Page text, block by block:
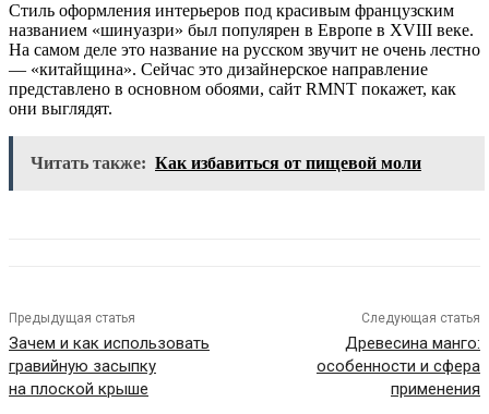
Стиль оформления интерьеров под красивым французским
названием «шинуазри» был популярен в Европе в XVIII веке.
На самом деле это название на русском звучит не очень лестно
— «китайщина». Сейчас это дизайнерское направление
представлено в основном обоями, сайт RMNT покажет, как
они выглядят.
Читать также: Как избавиться от пищевой моли
Предыдущая статья
Зачем и как использовать
гравийную засыпку
на плоской крыше
Следующая статья
Древесина манго:
особенности и сфера
применения